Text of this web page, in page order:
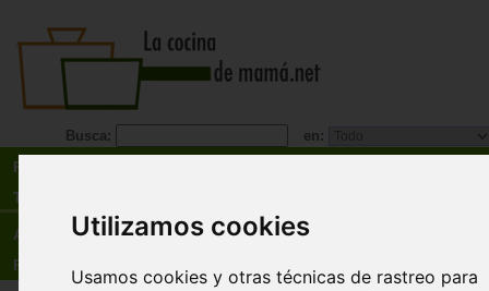
Utilizamos cookies
Usamos cookies y otras técnicas de rastreo para
Busca: en:
Recetas
Tienda
Actualidad
Registro